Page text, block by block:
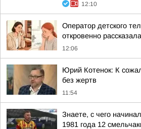
12:10
Оператор детского
откровенно
12:06
Юрий Котенок: К
без жертв
11:54
Знаете, с чего
1981 года 12